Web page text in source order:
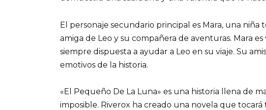
El personaje secundario principal es Mara, una
amiga de Leo y su compañera de aventuras. Mara
siempre dispuesta a ayudar a Leo en su viaje. Su
emotivos de la historia.
«El Pequeño De La Luna» es una historia llena de
imposible. Riverox ha creado una novela que tocará